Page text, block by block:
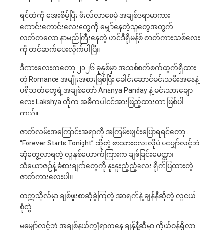
ရင်ထဲကို အေးစိမ့်ပြီး ဖီးလ်လာစေမဲ့ အချစ်ဒရာမာကား
ကောင်းကောင်းလေးတွေကို မျှော်နေတဲ့သူတွေအတွက်
လတ်တလော နာမည်ကြီးနေတဲ့ ဟင်ဒီရိုမန့်စ် ဇာတ်ကားသစ်လေး
ကို တင်ဆက်ပေးလိုက်ပါပြီ။
ဒီကားလေးကတော့ ၂၀၂၆ ခုနှစ်မှာ အသစ်စက်စက်ထွက်ရှိထား
တဲ့ Romance အမျိုးအစားဖြစ်ပြီး ခေါင်းဆောင်မင်းသမီးအနေနဲ့
ပရိသတ်တွေရဲ့အချစ်တော် Ananya Panday နဲ့ မင်းသားချော
လေး Lakshya တိုက အဓိကပါဝင်အားဖြည့်ထားတာ ဖြစ်ပါ
တယ်။
ဇာတ်လမ်းအကြောင်းအရာကို အကြမ်းဖျင်းပြောရရင်တော့…
“Forever Starts Tonight” ဆိုတဲ့ စာသားလေးလိုပဲ မမျှော်လင့်ဘဲ
ဆုံတွေ့လာရတဲ့ လူနှစ်ယောက်ကြားက ချစ်ခြင်းမေတ္တာ၊
သံယောဇဉ်နဲ့ ခံစားချက်တွေကို နူးနူးညံ့ညံ့လေး ရိုက်ပြထားတဲ့
ဇာတ်ကားလေးပါ။
တက္ကသိုလ်မှာ ချစ်ဖူးစာဆုံခဲ့ကြတဲ့ အာရက်နဲ့ ချန်နီဆိုတဲ့ လူငယ်
စုံတွဲ
မမျှော်လင့်ဘဲ အချစ်နယ်ကျွံရာကနေ ချန်နီ့ဆီမှာ ကိုယ်ဝန်ရှိလာ